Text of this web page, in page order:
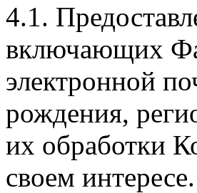
4.1.
включающих
электронной
рождения,
их обработки
своем интересе.